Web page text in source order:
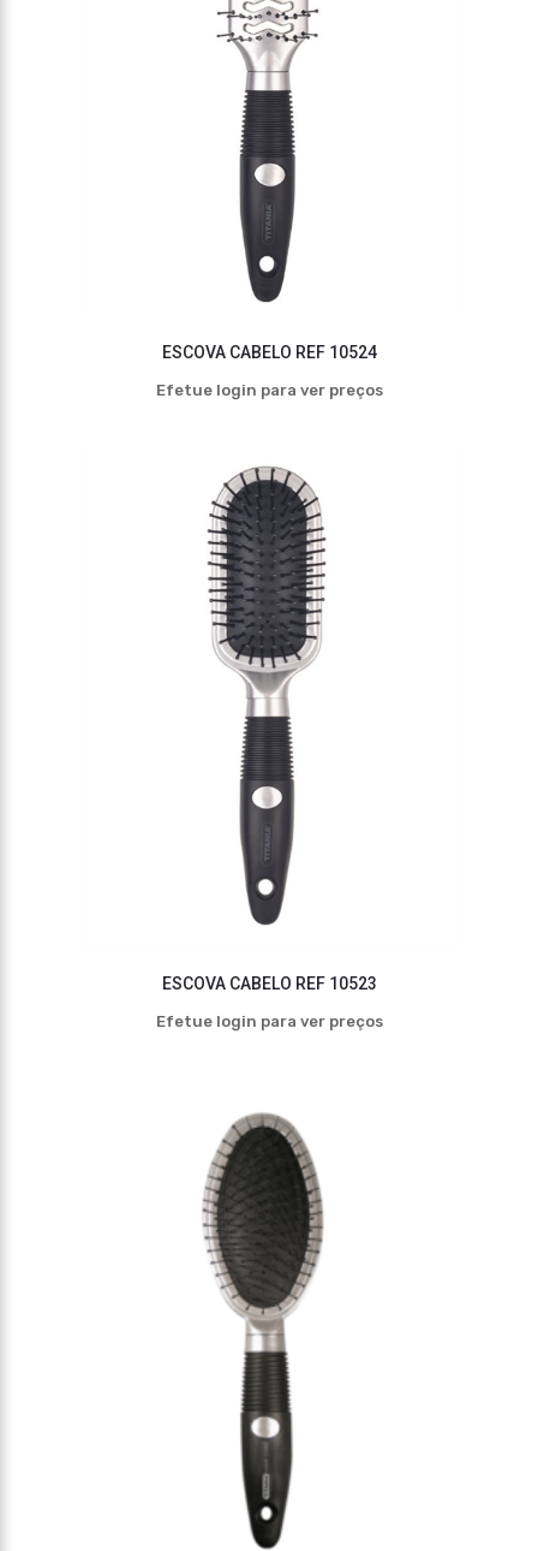
ESCOVA CABELO REF 10524
Efetue login para ver preços
ESCOVA CABELO REF 10523
Efetue login para ver preços